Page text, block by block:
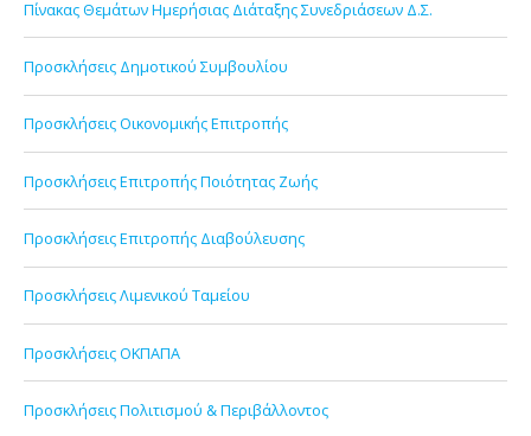
Πίνακας Θεμάτων Ημερήσιας Διάταξης Συνεδριάσεων Δ.Σ.
Προσκλήσεις Δημοτικού Συμβουλίου
Προσκλήσεις Οικονομικής Επιτροπής
Προσκλήσεις Επιτροπής Ποιότητας Ζωής
Προσκλήσεις Επιτροπής Διαβούλευσης
Προσκλήσεις Λιμενικού Ταμείου
Προσκλήσεις ΟΚΠΑΠΑ
Προσκλήσεις Πολιτισμού & Περιβάλλοντος